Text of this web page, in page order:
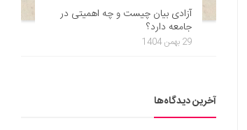
آزادی بیان چیست و چه اهمیتی در
جامعه دارد؟
29 بهمن 1404
آخرین دیدگاه‌ها